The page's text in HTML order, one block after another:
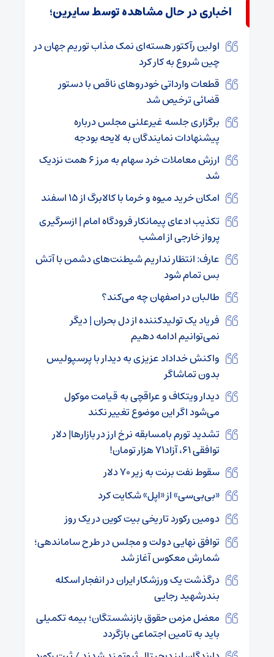
اخباری در حال مشاهده توسط سایرین؛
اولین رآکتور هسته‌ای نمک مذاب توریم جهان در
چین شروع به کار کرد
قطعات وارداتی خودروهای ناقص با دستور
قضائی ترخیص شد
برگزاری جلسه غیرعلنی مجلس درباره
پیشنهادات نمایندگان به لایحه بودجه
ارزش معاملات خرد سهام به مرز ۶ همت نزدیک
شد
امکان خرید میوه و خرما با کالابرگ از ۱۵ اسفند
تکذیب ادعای پیمانکار فرودگاه امام | ازسرگیری
پرواز خارجی از امشب
عارف: انتظار نداریم شیطنت‌های دشمن با آتش
بس تمام شود
طالبان در اصفهان چه می‌کند؟
فریاد یک تولیدکننده از دل بحران | دیگر
نمی‌توانیم ادامه دهیم
واکنش خداداد عزیزی به دیدار با پرسپولیس
بدون تماشاگر
دیدار ویتکاف و عراقچی به قیامت موکول
می‌شود اگر این موضوع تغییر نکند
تشدید تورم بامسابقه نرخ ارز در بازارها| دلار
توافقی ۶۱، آزاد۷۱ هزار تومان!
سقوط نفت برنت به زیر ۷۰ دلار
«بی‌بی‌سی» از «اپل» شکایت کرد
دومین رکورد تاریخی بیت کوین در یک روز
توافق نهایی دولت و مجلس در طرح ساماندهی؛
شمارش معکوس آغاز شد
درگذشت یک ورزشکار ایران در انفجار اسکله
بندرشهید رجایی
معضل مزمن حقوق بازنشستگان؛ بیمه تکمیلی
باید به تامین اجتماعی بازگردد